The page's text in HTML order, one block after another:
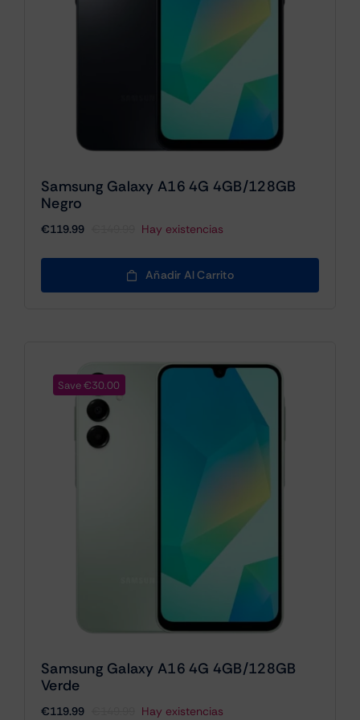
Samsung Galaxy A16 4G 4GB/128GB
Negro
precio
original
era:
€119.99
precio
actual
es:
Hay existencias
Añadir Al Carrito
Save €30.00
Samsung Galaxy A16 4G 4GB/128GB
Verde
€119.99 Hay existencias